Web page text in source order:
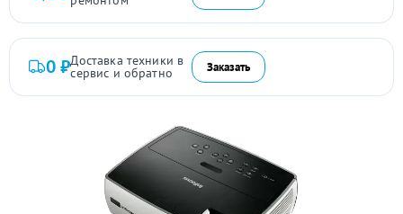
0 ₽Доставка техники в
сервис и обратно Заказать